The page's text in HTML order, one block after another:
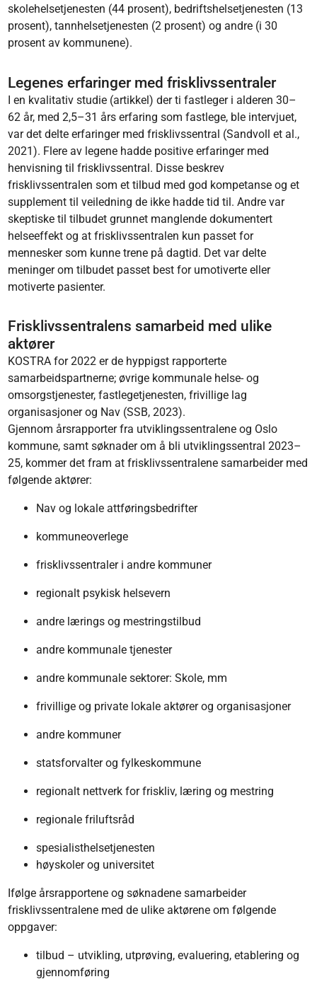
skolehelsetjenesten (44 prosent), bedriftshelsetjenesten (13
prosent), tannhelsetjenesten (2 prosent) og andre (i 30
prosent av kommunene).
Legenes erfaringer med frisklivssentraler
I en kvalitativ studie (artikkel) der ti fastleger i alderen 30–
62 år, med 2,5–31 års erfaring som fastlege, ble intervjuet,
var det delte erfaringer med frisklivssentral (Sandvoll et al.,
2021). Flere av legene hadde positive erfaringer med
henvisning til frisklivssentral. Disse beskrev
frisklivssentralen som et tilbud med god kompetanse og et
supplement til veiledning de ikke hadde tid til. Andre var
skeptiske til tilbudet grunnet manglende dokumentert
helseeffekt og at frisklivssentralen kun passet for
mennesker som kunne trene på dagtid. Det var delte
meninger om tilbudet passet best for umotiverte eller
motiverte pasienter.
Frisklivssentralens samarbeid med ulike
aktører
KOSTRA for 2022 er de hyppigst rapporterte
samarbeidspartnerne; øvrige kommunale helse- og
omsorgstjenester, fastlegetjenesten, frivillige lag
organisasjoner og Nav (SSB, 2023).
Gjennom årsrapporter fra utviklingssentralene og Oslo
kommune, samt søknader om å bli utviklingssentral 2023–
25, kommer det fram at frisklivssentralene samarbeider med
følgende aktører:
Nav og lokale attføringsbedrifter
kommuneoverlege
frisklivssentraler i andre kommuner
regionalt psykisk helsevern
andre lærings og mestringstilbud
andre kommunale tjenester
andre kommunale sektorer: Skole, mm
frivillige og private lokale aktører og organisasjoner
andre kommuner
statsforvalter og fylkeskommune
regionalt nettverk for friskliv, læring og mestring
regionale friluftsråd
spesialisthelsetjenesten
høyskoler og universitet
Ifølge årsrapportene og søknadene samarbeider
frisklivssentralene med de ulike aktørene om følgende
oppgaver:
tilbud – utvikling, utprøving, evaluering, etablering og
gjennomføring